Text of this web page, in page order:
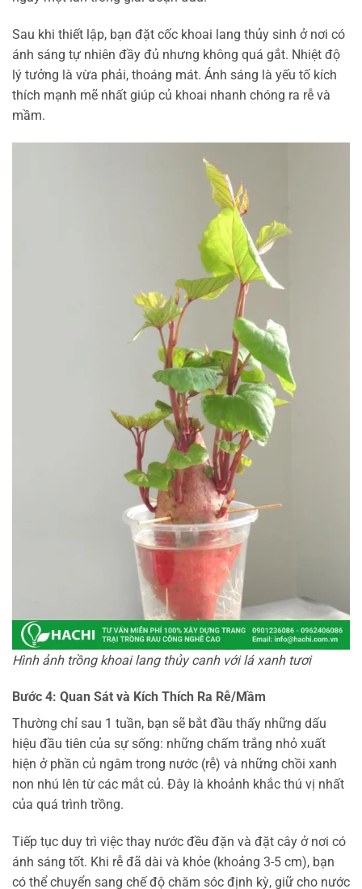
Sau khi thiết lập, bạn đặt cốc khoai lang thủy sinh ở nơi có
ánh sáng tự nhiên đầy đủ nhưng không quá gắt. Nhiệt độ
lý tưởng là vừa phải, thoáng mát. Ánh sáng là yếu tố kích
thích mạnh mẽ nhất giúp củ khoai nhanh chóng ra rễ và
mầm.
Hình ảnh trồng khoai lang thủy canh với lá xanh tươi
Bước 4: Quan Sát và Kích Thích Ra Rễ/Mầm
Thường chỉ sau 1 tuần, bạn sẽ bắt đầu thấy những dấu
hiệu đầu tiên của sự sống: những chấm trắng nhỏ xuất
hiện ở phần củ ngâm trong nước (rễ) và những chồi xanh
non nhú lên từ các mắt củ. Đây là khoảnh khắc thú vị nhất
của quá trình trồng.
Tiếp tục duy trì việc thay nước đều đặn và đặt cây ở nơi có
ánh sáng tốt. Khi rễ đã dài và khỏe (khoảng 3-5 cm), bạn
có thể chuyển sang chế độ chăm sóc định kỳ, giữ cho nước